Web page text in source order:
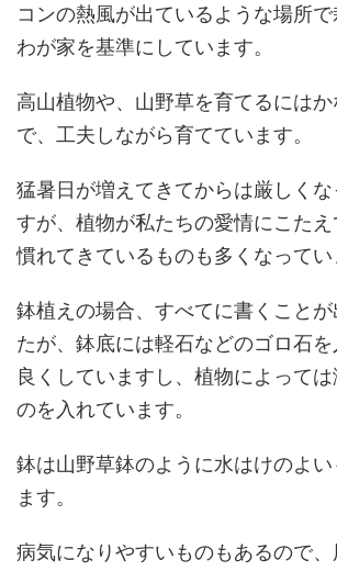
コンの熱風が出ているような場所で
わが家を基準にしています。
高山植物や、山野草を育てるには
で、工夫しながら育てています。
猛暑日が増えてきてからは厳しくな
すが、植物が私たちの愛情にこた
慣れてきているものも多くなってい
鉢植えの場合、すべてに書くこと
たが、鉢底には軽石などのゴロ石
良くしていますし、植物によって
のを入れています。
鉢は山野草鉢のように水はけのよ
ます。
病気になりやすいものもあるので